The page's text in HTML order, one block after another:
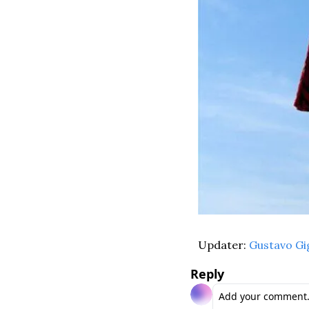
Updater: Gustavo
Reply